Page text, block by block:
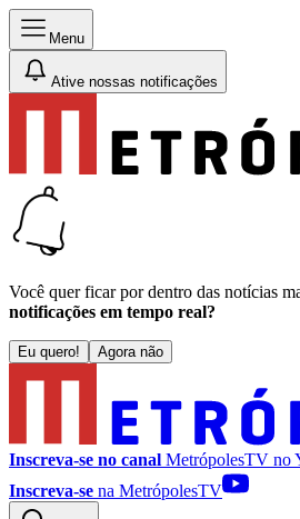
Menu
Ative nossas notificações
Você quer ficar por dentro das notícias
notificações em tempo real?
Eu quero! Agora não
Inscreva-se no canal MetrópolesTV no
Inscreva-se na MetrópolesTV